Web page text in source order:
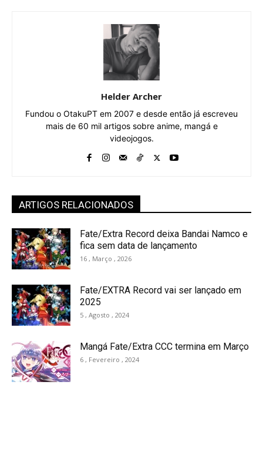
Helder Archer
Fundou o OtakuPT em 2007 e desde então já escreveu
mais de 60 mil artigos sobre anime, mangá e
videojogos.
ARTIGOS RELACIONADOS
Fate/Extra Record deixa Bandai Namco e
fica sem data de lançamento
16 , Março , 2026
Fate/EXTRA Record vai ser lançado em
2025
5 , Agosto , 2024
Mangá Fate/Extra CCC termina em Março
6 , Fevereiro , 2024